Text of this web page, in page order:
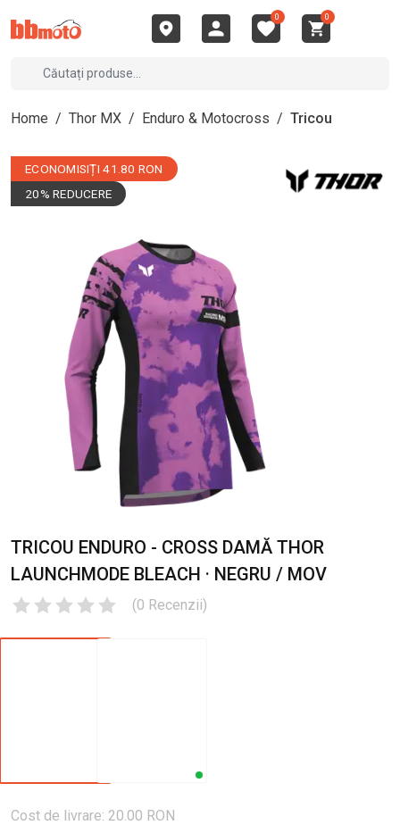
0 0
Home / Thor MX / Enduro & Motocross / Tricou
ECONOMISIȚI 41.80 RON
20% REDUCERE
TRICOU ENDURO - CROSS DAMĂ THOR
LAUNCHMODE BLEACH · NEGRU / MOV
(0 Recenzii)
Cost de livrare: 20.00 RON